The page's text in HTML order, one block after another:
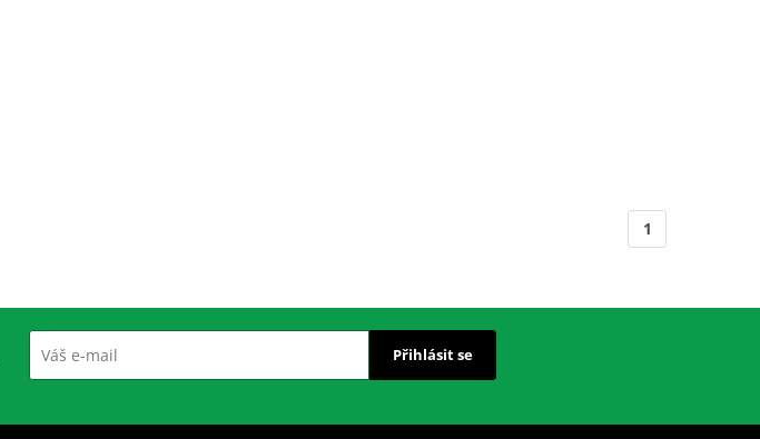
1
Přihlásit se